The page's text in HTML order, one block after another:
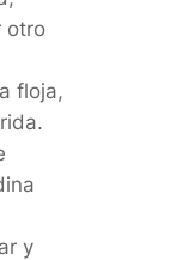
otro
floja,
y